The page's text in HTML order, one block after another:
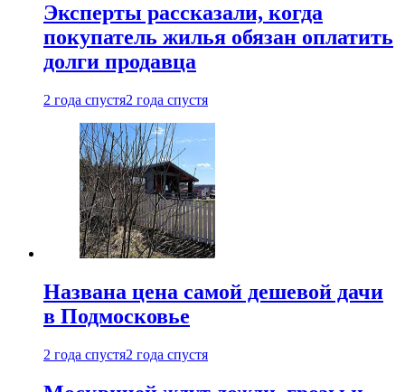
Эксперты рассказали, когда
покупатель жилья обязан оплатить
долги продавца
2 года спустя2 года спустя
Названа цена самой дешевой дачи
в Подмосковье
2 года спустя2 года спустя